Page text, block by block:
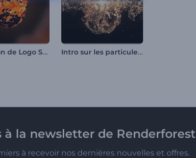
Animation de Logo Sphère Enflammée Intro sur les particules d'or luxueuses
à la newsletter de Renderforest
à recevoir nos dernières nouvelles et offres.